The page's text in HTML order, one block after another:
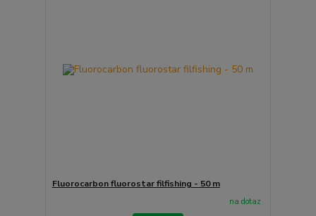
Fluorocarbon fluorostar filfishing - 50 m
na dotaz